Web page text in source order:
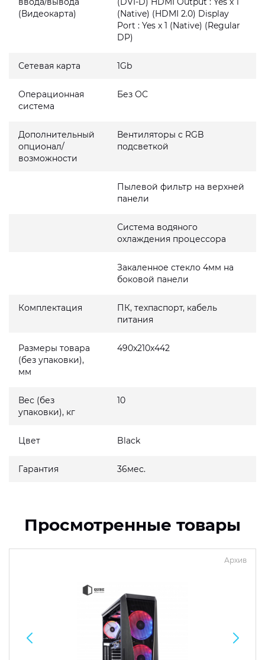
(Видеокарта)
(Native) (HDMI 2.0) Display
Port : Yes x 1 (Native) (Regular
DP)
Сетевая карта 1Gb
Операционная
система
Без ОС
Дополнительный
опционал/
возможности
Вентиляторы с RGB
подсветкой
Пылевой фильтр на верхней
панели
Система водяного
охлаждения процессора
Закаленное стекло 4мм на
боковой панели
Комплектация
ПК, техпаспорт, кабель
питания
Размеры товара
(без упаковки),
мм
490x210x442
Вес (без
упаковки), кг
10
Цвет Black
Гарантия 36мес.
Просмотренные товары
Архив